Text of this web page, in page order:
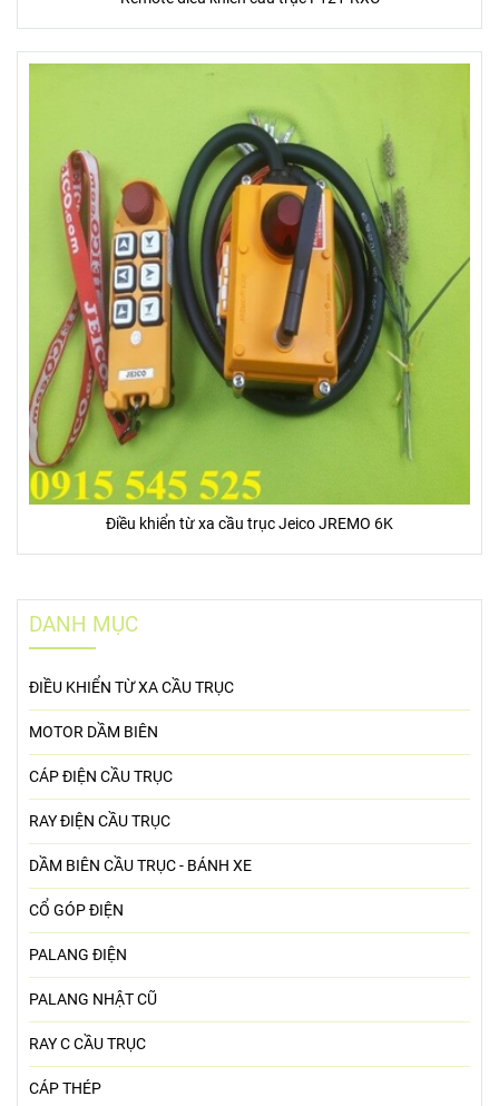
Điều khiển từ xa cầu trục Jeico JREMO 6K
DANH MỤC
ĐIỀU KHIỂN TỪ XA CẦU TRỤC
MOTOR DẦM BIÊN
CÁP ĐIỆN CẦU TRỤC
RAY ĐIỆN CẦU TRỤC
DẦM BIÊN CẦU TRỤC - BÁNH XE
CỔ GÓP ĐIỆN
PALANG ĐIỆN
PALANG NHẬT CŨ
RAY C CẦU TRỤC
CÁP THÉP